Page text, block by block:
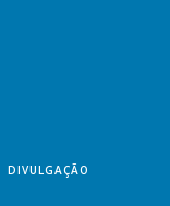
DIVULGAÇÃO